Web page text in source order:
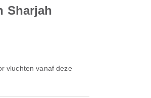
Sharjah
vluchten vanaf deze